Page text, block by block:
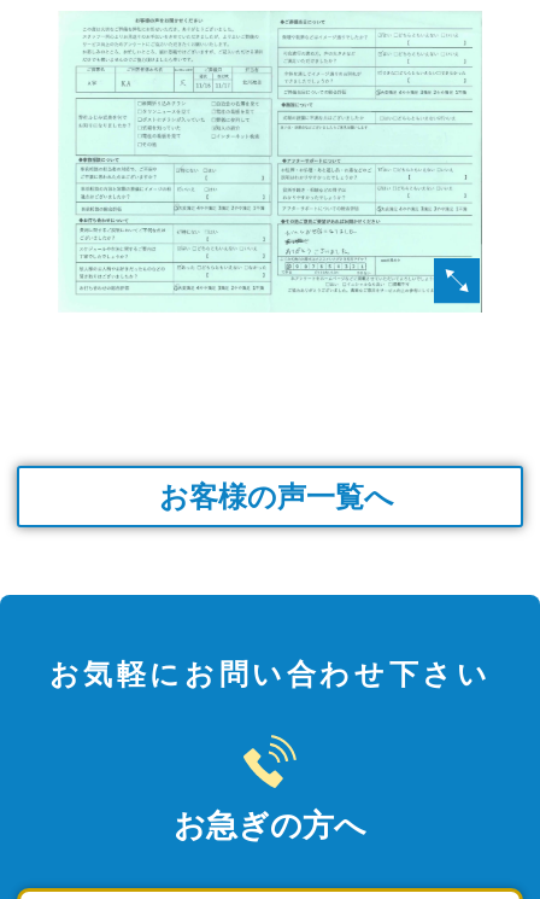
お客様の声一覧へ
お気軽にお問い合わせ下さい
お急ぎの方へ